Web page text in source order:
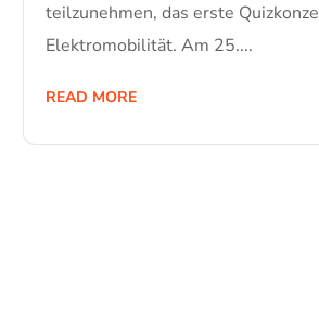
teilzunehmen, das erste
Elektromobilität. Am 25....
READ MORE